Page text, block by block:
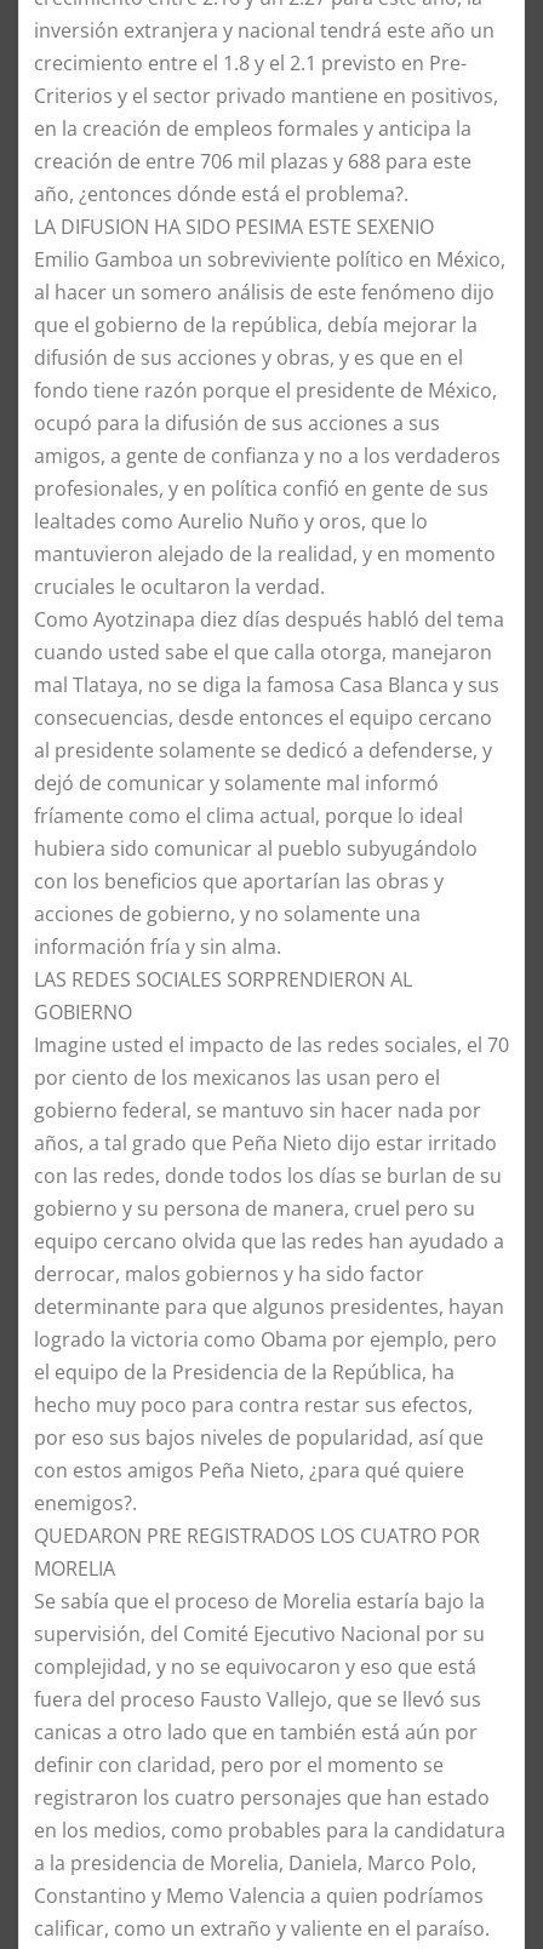
inversión extranjera y nacional tendrá este año un
crecimiento entre el 1.8 y el 2.1 previsto en Pre-
Criterios y el sector privado mantiene en positivos,
en la creación de empleos formales y anticipa la
creación de entre 706 mil plazas y 688 para este
año, ¿entonces dónde está el problema?.
​LA DIFUSION HA SIDO PESIMA ESTE SEXENIO
​Emilio Gamboa un sobreviviente político en México,
al hacer un somero análisis de este fenómeno dijo
que el gobierno de la república, debía mejorar la
difusión de sus acciones y obras, y es que en el
fondo tiene razón porque el presidente de México,
ocupó para la difusión de sus acciones a sus
amigos, a gente de confianza y no a los verdaderos
profesionales, y en política confió en gente de sus
lealtades como Aurelio Nuño y oros, que lo
mantuvieron alejado de la realidad, y en momento
cruciales le ocultaron la verdad.
​Como Ayotzinapa diez días después habló del tema
cuando usted sabe el que calla otorga, manejaron
mal Tlataya, no se diga la famosa Casa Blanca y sus
consecuencias, desde entonces el equipo cercano
al presidente solamente se dedicó a defenderse, y
dejó de comunicar y solamente mal informó
fríamente como el clima actual, porque lo ideal
hubiera sido comunicar al pueblo subyugándolo
con los beneficios que aportarían las obras y
acciones de gobierno, y no solamente una
información fría y sin alma.
​LAS REDES SOCIALES SORPRENDIERON AL
GOBIERNO
​Imagine usted el impacto de las redes sociales, el 70
por ciento de los mexicanos las usan pero el
gobierno federal, se mantuvo sin hacer nada por
años, a tal grado que Peña Nieto dijo estar irritado
con las redes, donde todos los días se burlan de su
gobierno y su persona de manera, cruel pero su
equipo cercano olvida que las redes han ayudado a
derrocar, malos gobiernos y ha sido factor
determinante para que algunos presidentes, hayan
logrado la victoria como Obama por ejemplo, pero
el equipo de la Presidencia de la República, ha
hecho muy poco para contra restar sus efectos,
por eso sus bajos niveles de popularidad, así que
con estos amigos Peña Nieto, ¿para qué quiere
enemigos?.
​QUEDARON PRE REGISTRADOS LOS CUATRO POR
MORELIA
​Se sabía que el proceso de Morelia estaría bajo la
supervisión, del Comité Ejecutivo Nacional por su
complejidad, y no se equivocaron y eso que está
fuera del proceso Fausto Vallejo, que se llevó sus
canicas a otro lado que en también está aún por
definir con claridad, pero por el momento se
registraron los cuatro personajes que han estado
en los medios, como probables para la candidatura
a la presidencia de Morelia, Daniela, Marco Polo,
Constantino y Memo Valencia a quien podríamos
calificar, como un extraño y valiente en el paraíso.